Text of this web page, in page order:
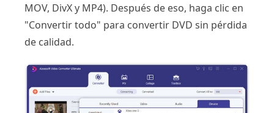
MOV, DivX y MP4). Después de eso, haga clic en
"Convertir todo" para convertir DVD sin pérdida
de calidad.